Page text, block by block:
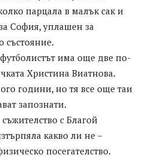
парцала в малък сак и
София, уплашен за
състояние.
има още две по-
Христина Виатнова.
години, но тя все още таи
запознати.
с Благой
какво ли не –
посегателство.